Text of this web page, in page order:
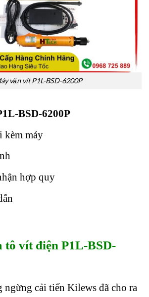
vặn vít P1L-BSD-6200P
BSD-6200P
kèm máy
hợp quy
tô vít điện P1L-BSD-
ngừng cải tiến Kilews đã cho ra